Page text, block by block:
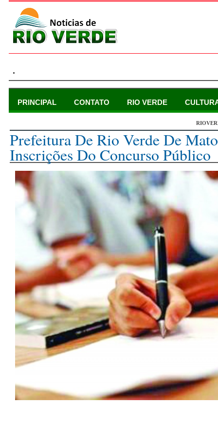
.
PRINCIPAL CONTATO RIO VERDE
Prefeitura De Rio Verde De
Inscrições Do Concurso Público